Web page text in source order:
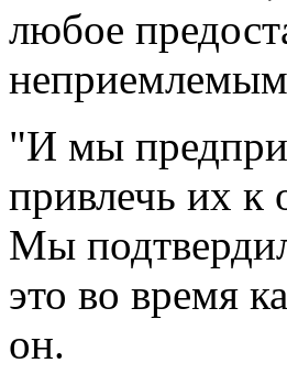
любое
"И мы
привлечь их к
Мы
это во время
он.